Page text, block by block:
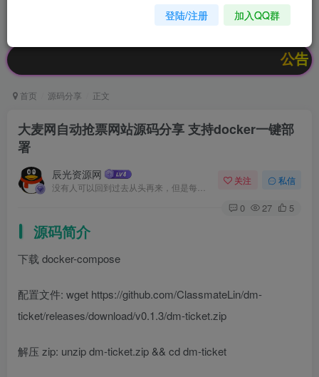
超低价文字广告位招租
公告：欢迎
首页 源码分享 正文
大麦网自动抢票网站源码分享 支持docker一键部
署
辰光资源网 关注 私信
0 27 5
源码简介
下载 docker-compose
配置文件: wget https://github.com/ClassmateLin/dm-
ticket/releases/download/v0.1.3/dm-ticket.zip
解压 zip: unzip dm-ticket.zip && cd dm-ticket
登陆/注册 加入QQ群